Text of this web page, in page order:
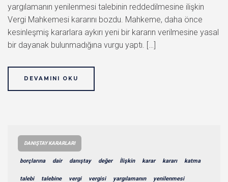
yargılamanın yenilenmesi talebinin reddedilmesine ilişkin
Vergi Mahkemesi kararını bozdu. Mahkeme, daha önce
kesinleşmiş kararlara aykırı yeni bir kararın verilmesine yasal
bir dayanak bulunmadığına vurgu yaptı. […]
DEVAMINI OKU
DANIŞTAY KARARLARI
borçlarına dair danıştay değer İlişkin karar kararı katma
talebi talebine vergi vergisi yargılamanın yenilenmesi